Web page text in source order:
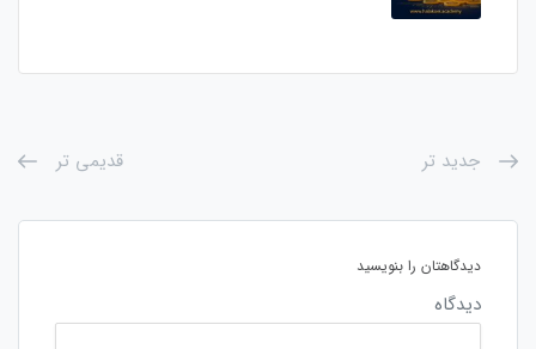
جدید تر قدیمی تر
دیدگاهتان را بنویسید
دیدگاه